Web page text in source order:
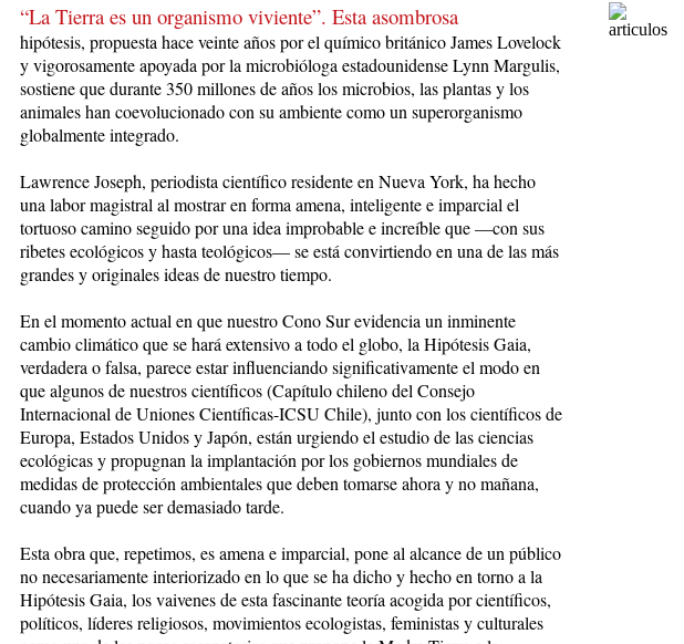
“La Tierra es un organismo viviente”. Esta asombrosa
hipótesis, propuesta hace veinte años por el químico británico James Lovelock
y vigorosamente apoyada por la microbióloga estadounidense Lynn Margulis,
sostiene que durante 350 millones de años los microbios, las plantas y los
animales han coevolucionado con su ambiente como un superorganismo
globalmente integrado.
Lawrence Joseph, periodista científico residente en Nueva York, ha hecho
una labor magistral al mostrar en forma amena, inteligente e imparcial el
tortuoso camino seguido por una idea improbable e increíble que —con sus
ribetes ecológicos y hasta teológicos— se está convirtiendo en una de las más
grandes y originales ideas de nuestro tiempo.
En el momento actual en que nuestro Cono Sur evidencia un inminente
cambio climático que se hará extensivo a todo el globo, la Hipótesis Gaia,
verdadera o falsa, parece estar influenciando significativamente el modo en
que algunos de nuestros científicos (Capítulo chileno del Consejo
Internacional de Uniones Científicas-ICSU Chile), junto con los científicos de
Europa, Estados Unidos y Japón, están urgiendo el estudio de las ciencias
ecológicas y propugnan la implantación por los gobiernos mundiales de
medidas de protección ambientales que deben tomarse ahora y no mañana,
cuando ya puede ser demasiado tarde.
Esta obra que, repetimos, es amena e imparcial, pone al alcance de un público
no necesariamente interiorizado en lo que se ha dicho y hecho en torno a la
Hipótesis Gaia, los vaivenes de esta fascinante teoría acogida por científicos,
políticos, líderes religiosos, movimientos ecologistas, feministas y culturales